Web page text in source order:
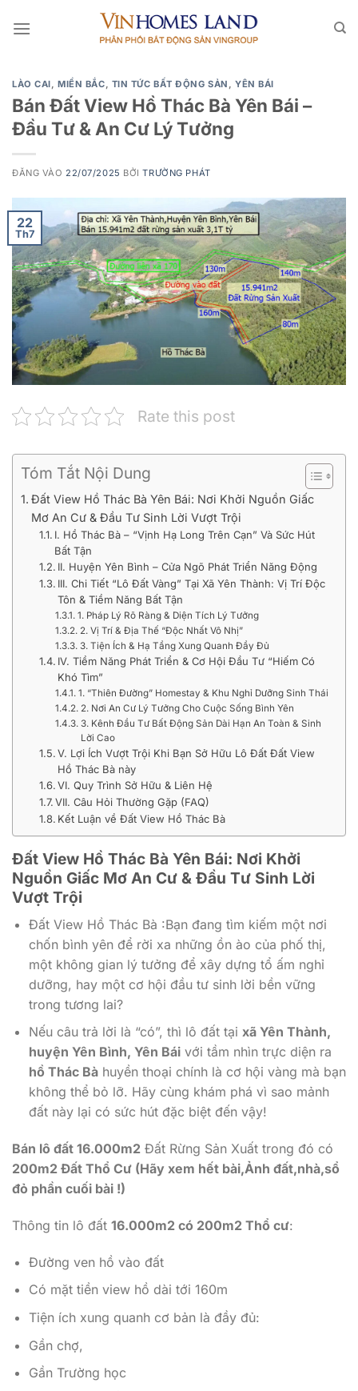
qua
LÀO CAI,MIỀN BẮC, TIN TỨC BẤT ĐỘNG SẢN , YÊN BÁI
Bán Đất View Hồ Thác Bà Yên Bái –
Đầu Tư & An Cư Lý Tưởng
ĐĂNG VÀO 22/07/2025 BỞITRƯỜNG PHÁT
22
Th7
Rate this post
Tóm Tắt Nội Dung
Đất View Hồ Thác Bà Yên Bái: Nơi Khởi Nguồn Giấc
Mơ An Cư & Đầu Tư Sinh Lời Vượt Trội
I. Hồ Thác Bà – “Vịnh Hạ Long Trên Cạn” Và Sức Hút
Bất Tận
II. Huyện Yên Bình – Cửa Ngõ Phát Triển Năng Động
III. Chi Tiết “Lô Đất Vàng” Tại Xã Yên Thành: Vị Trí Độc
Tôn & Tiềm Năng Bất Tận
1. Pháp Lý Rõ Ràng & Diện Tích Lý Tưởng
2. Vị Trí & Địa Thế “Độc Nhất Vô Nhị”
3. Tiện Ích & Hạ Tầng Xung Quanh Đầy Đủ
IV. Tiềm Năng Phát Triển & Cơ Hội Đầu Tư “Hiếm Có
Khó Tìm”
1. “Thiên Đường” Homestay & Khu Nghỉ Dưỡng Sinh Thái
2. Nơi An Cư Lý Tưởng Cho Cuộc Sống Bình Yên
3. Kênh Đầu Tư Bất Động Sản Dài Hạn An Toàn & Sinh
Lời Cao
V. Lợi Ích Vượt Trội Khi Bạn Sở Hữu Lô Đất Đất View
Hồ Thác Bà này
VI. Quy Trình Sở Hữu & Liên Hệ
VII. Câu Hỏi Thường Gặp (FAQ)
Kết Luận về Đất View Hồ Thác Bà
Đất View Hồ Thác Bà Yên Bái: Nơi Khởi
Nguồn Giấc Mơ An Cư & Đầu Tư Sinh Lời
Vượt Trội
Đất View Hồ Thác Bà :Bạn đang tìm kiếm một nơi
chốn bình yên để rời xa những ồn ào của phố thị,
một không gian lý tưởng để xây dựng tổ ấm nghỉ
dưỡng, hay một cơ hội đầu tư sinh lời bền vững
trong tương lai?
Nếu câu trả lời là “có”, thì lô đất tại xã Yên Thành,
huyện Yên Bình, Yên Báivới tầm nhìn trực diện ra
hồ Thác Bàhuyền thoại chính là cơ hội vàng mà bạn
không thể bỏ lỡ. Hãy cùng khám phá vì sao mảnh
đất này lại có sức hút đặc biệt đến vậy!
Bán lô đất 16.000m2 Đất Rừng Sản Xuất trong đó có
200m2 Đất Thổ Cư (Hãy xem hết bài,Ảnh đất,nhà,sổ
đỏ phần cuối bài !)
Thông tin lô đất 16.000m2 có 200m2 Thổ cư:
Đường ven hồ vào đất
Có mặt tiền view hồ dài tới 160m
Tiện ích xung quanh cơ bản là đầy đủ:
Gần chợ,
Gần Trường học